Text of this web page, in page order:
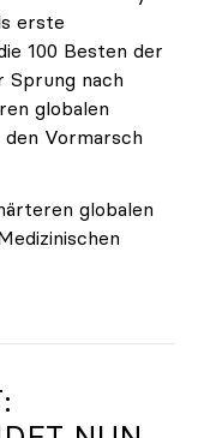
erste
100 Besten der
nach
globalen
Vormarsch
globalen
geben